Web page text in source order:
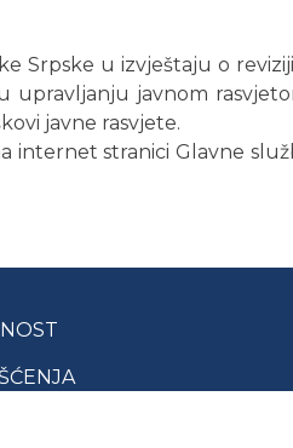
Srpske u izvještaju o
javnom
javne rasvjete.
internet stranici Glavne